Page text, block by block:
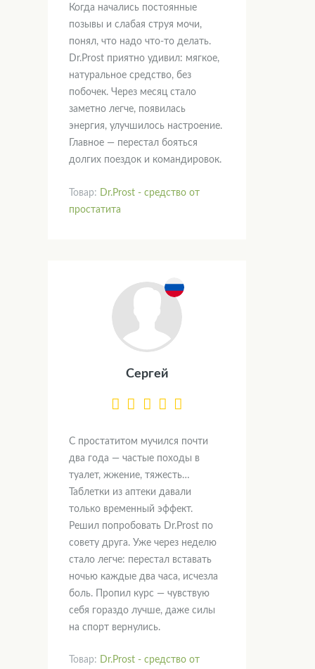
Когда начались постоянные
позывы и слабая струя мочи,
понял, что надо что-то делать.
Dr.Prost приятно удивил: мягкое,
натуральное средство, без
побочек. Через месяц стало
заметно легче, появилась
энергия, улучшилось настроение.
Главное — перестал бояться
долгих поездок и командировок.
Товар:
Dr.Prost - средство от
простатита
Сергей
С простатитом мучился почти
два года — частые походы в
туалет, жжение, тяжесть…
Таблетки из аптеки давали
только временный эффект.
Решил попробовать Dr.Prost по
совету друга. Уже через неделю
стало легче: перестал вставать
ночью каждые два часа, исчезла
боль. Пропил курс — чувствую
себя гораздо лучше, даже силы
на спорт вернулись.
Товар: Dr.Prost - средство от